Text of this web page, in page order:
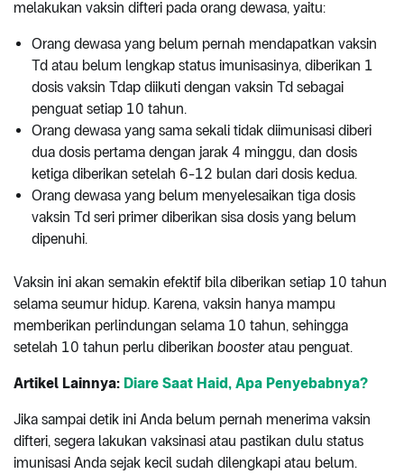
melakukan vaksin difteri pada orang dewasa, yaitu:
Orang dewasa yang belum pernah mendapatkan vaksin
Td atau belum lengkap status imunisasinya, diberikan 1
dosis vaksin Tdap diikuti dengan vaksin Td sebagai
penguat setiap 10 tahun.
Orang dewasa yang sama sekali tidak diimunisasi diberi
dua dosis pertama dengan jarak 4 minggu, dan dosis
ketiga diberikan setelah 6-12 bulan dari dosis kedua.
Orang dewasa yang belum menyelesaikan tiga dosis
vaksin Td seri primer diberikan sisa dosis yang belum
dipenuhi.
Vaksin ini akan semakin efektif bila diberikan setiap 10 tahun
selama seumur hidup. Karena, vaksin hanya mampu
memberikan perlindungan selama 10 tahun, sehingga
setelah 10 tahun perlu diberikan boosteratau penguat.
Artikel Lainnya: Diare Saat Haid, Apa Penyebabnya?
Jika sampai detik ini Anda belum pernah menerima vaksin
difteri, segera lakukan vaksinasi atau pastikan dulu status
imunisasi Anda sejak kecil sudah dilengkapi atau belum.